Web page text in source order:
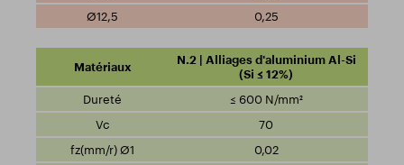
0,25
N.2 | Alliages d'aluminium Al-Si
(Si ≤ 12%)
≤ 600 N/mm²
70
0,02